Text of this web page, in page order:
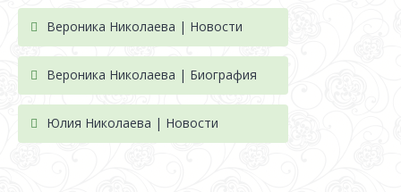
Вероника Николаева | Новости
Вероника Николаева | Биография
Юлия Николаева | Новости